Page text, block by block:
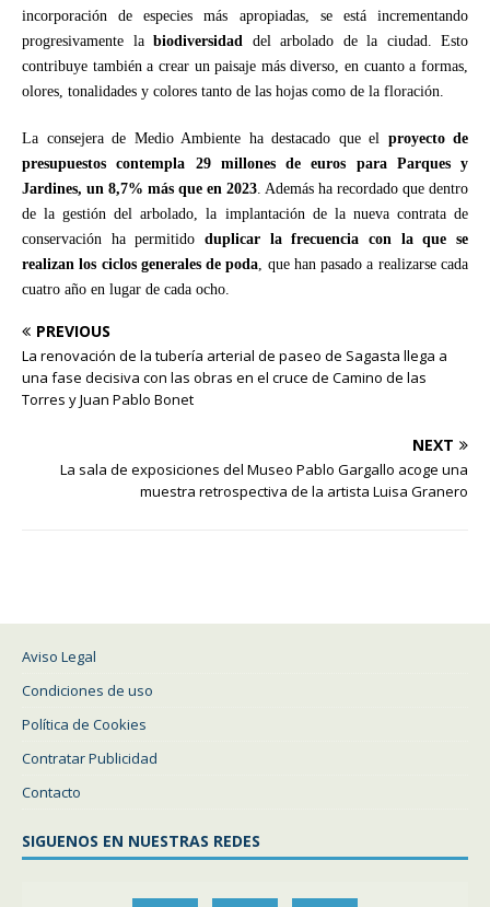
incorporación de especies más apropiadas, se está incrementando
progresivamente la biodiversidad del arbolado de la ciudad. Esto
contribuye también a crear un paisaje más diverso, en cuanto a formas,
olores, tonalidades y colores tanto de las hojas como de la floración.
La consejera de Medio Ambiente ha destacado que el proyecto de
presupuestos contempla 29 millones de euros para Parques y
Jardines, un 8,7% más que en 2023 . Además ha recordado que dentro
de la gestión del arbolado, la implantación de la nueva contrata de
conservación ha permitido duplicar la frecuencia con la que se
realizan los ciclos generales de poda , que han pasado a realizarse cada
cuatro año en lugar de cada ocho.
PREVIOUS
La renovación de la tubería arterial de paseo de Sagasta llega a
una fase decisiva con las obras en el cruce de Camino de las
Torres y Juan Pablo Bonet
NEXT
La sala de exposiciones del Museo Pablo Gargallo acoge una
muestra retrospectiva de la artista Luisa Granero
Aviso Legal
Condiciones de uso
Política de Cookies
Contratar Publicidad
Contacto
SIGUENOS EN NUESTRAS REDES